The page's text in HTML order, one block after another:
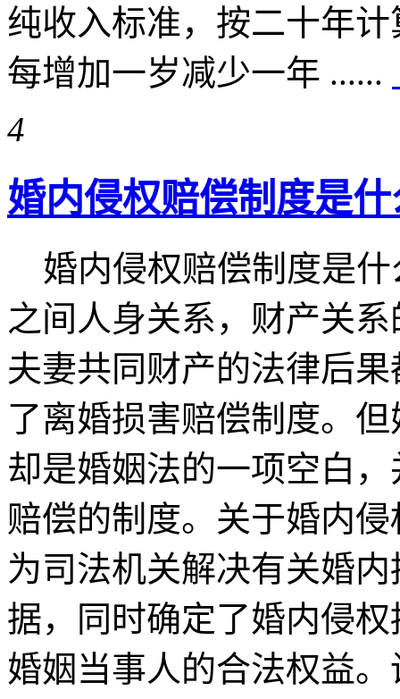
纯收入标准，按二十年
每增加一岁减少一年 ......
4
婚内侵权赔偿制度是
婚内侵权赔偿制度是什
之间人身关系，财产关
夫妻共同财产的法律后
了离婚损害赔偿制度。
却是婚姻法的一项空白
赔偿的制度。关于婚内
为司法机关解决有关婚
据，同时确定了婚内侵
婚姻当事人的合法权益